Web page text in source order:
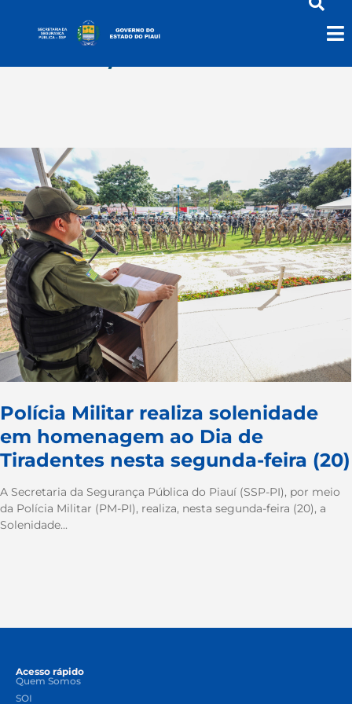
abril 19, 2026
Polícia Militar realiza solenidade
em homenagem ao Dia de
Tiradentes nesta segunda-feira (20)
A Secretaria da Segurança Pública do Piauí (SSP-PI), por meio
da Polícia Militar (PM-PI), realiza, nesta segunda-feira (20), a
Solenidade...
Acesso rápido
Quem Somos
SOI